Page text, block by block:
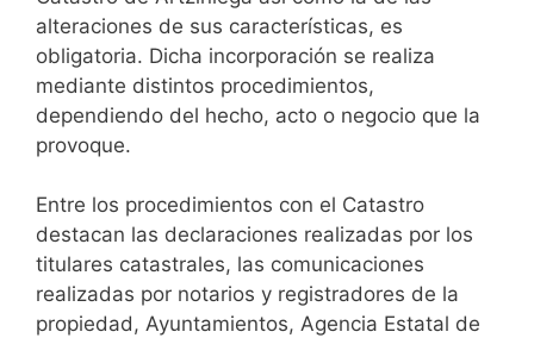
alteraciones de sus características, es
obligatoria. Dicha incorporación se realiza
mediante distintos procedimientos,
dependiendo del hecho, acto o negocio que la
provoque.
Entre los procedimientos con el Catastro
destacan las declaraciones realizadas por los
titulares catastrales, las comunicaciones
realizadas por notarios y registradores de la
propiedad, Ayuntamientos, Agencia Estatal de